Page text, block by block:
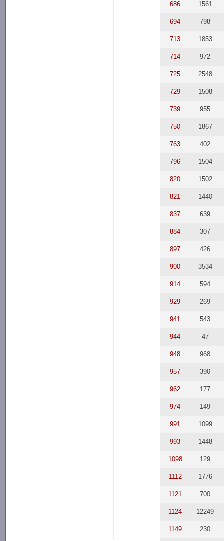
686 1561
694 798
713 1853
714 972
725 2548
729 1508
739 955
750 1867
763 402
796 1504
820 1502
821 1440
837 639
884 307
897 426
900 3534
914 594
929 269
941 543
944 47
948 968
957 390
962 177
974 149
991 1099
993 1448
1098 129
1112 1776
1121 700
1124 12249
1149 230